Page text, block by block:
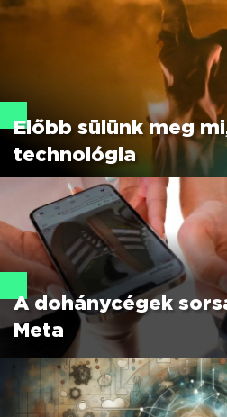
Előbb sülünk meg
technológia
A dohánycégek
Meta